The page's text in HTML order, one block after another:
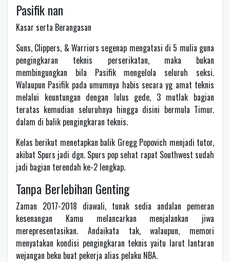
Pasifik nan
Kasar serta Berangasan
Suns, Clippers, & Warriors segenap mengatasi di 5 mulia guna
pengingkaran teknis perserikatan, maka bukan
membingungkan bila Pasifik mengelola seluruh seksi.
Walaupun Pasifik pada umumnya habis secara yg amat teknis
melalui keuntungan dengan lulus gede, 3 mutlak bagian
teratas kemudian seluruhnya hingga disini bermula Timur.
dalam di balik pengingkaran teknis.
Kelas berikut menetapkan balik Gregg Popovich menjadi tutor,
akibat Spurs jadi dgn. Spurs pop sehat rapat Southwest sudah
jadi bagian terendah ke-2 lengkap.
Tanpa Berlebihan Genting
Zaman 2017-2018 diawali, tunak sedia andalan pemeran
kesenangan Kamu melancarkan menjalankan jiwa
merepresentasikan. Andaikata tak, walaupun, memori
menyatakan kondisi pengingkaran teknis yaitu larut lantaran
wejangan beku buat pekerja alias pelaku NBA.